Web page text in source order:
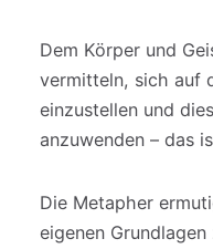
Dem Körper und
vermitteln, sich auf
einzustellen und
anzuwenden – das
Die Metapher
eigenen